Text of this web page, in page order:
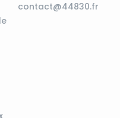
contact@44830.fr